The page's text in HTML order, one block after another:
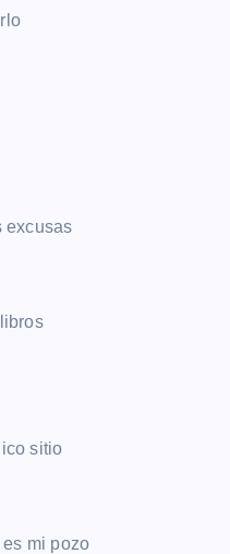
excusas
sitio
mi pozo